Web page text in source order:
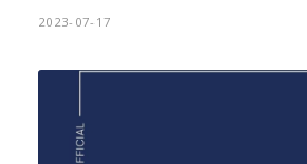
2023-07-17